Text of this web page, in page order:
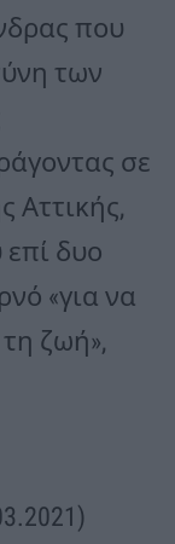
που
των
σε
Αττικής,
επί δυο
«για να
ζωή»,